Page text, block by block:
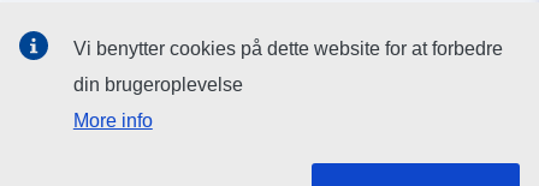
Søg efter EU's sider påsociale medier
EU-institutioner og -organer
Vi benytter cookies på dette website for at forbedre
din brugeroplevelse
More info